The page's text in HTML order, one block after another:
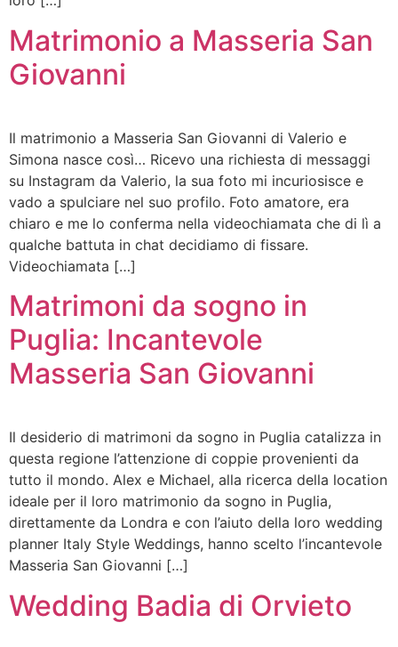
Matrimonio a Masseria San
Giovanni
Il matrimonio a Masseria San Giovanni di Valerio e
Simona nasce così… Ricevo una richiesta di messaggi
su Instagram da Valerio, la sua foto mi incuriosisce e
vado a spulciare nel suo profilo. Foto amatore, era
chiaro e me lo conferma nella videochiamata che di lì a
qualche battuta in chat decidiamo di fissare.
Videochiamata […]
Matrimoni da sogno in
Puglia: Incantevole
Masseria San Giovanni
Il desiderio di matrimoni da sogno in Puglia catalizza in
questa regione l’attenzione di coppie provenienti da
tutto il mondo. Alex e Michael, alla ricerca della location
ideale per il loro matrimonio da sogno in Puglia,
direttamente da Londra e con l’aiuto della loro wedding
planner Italy Style Weddings, hanno scelto l’incantevole
Masseria San Giovanni […]
Wedding Badia di Orvieto